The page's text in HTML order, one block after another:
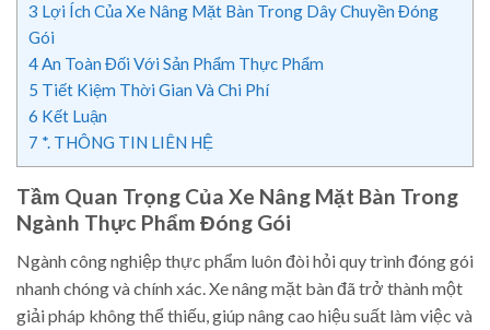
3 Lợi Ích Của Xe Nâng Mặt Bàn Trong Dây Chuyền Đóng
Gói
4An Toàn Đối Với Sản Phẩm Thực Phẩm
5 Tiết Kiệm Thời Gian Và Chi Phí
6 Kết Luận
7 *. THÔNG TIN LIÊN HỆ
Tầm Quan Trọng Của Xe Nâng Mặt Bàn Trong
Ngành Thực Phẩm Đóng Gói
Ngành công nghiệp thực phẩm luôn đòi hỏi quy trình đóng gói
nhanh chóng và chính xác. Xe nâng mặt bàn đã trở thành một
giải pháp không thể thiếu, giúp nâng cao hiệu suất làm việc và